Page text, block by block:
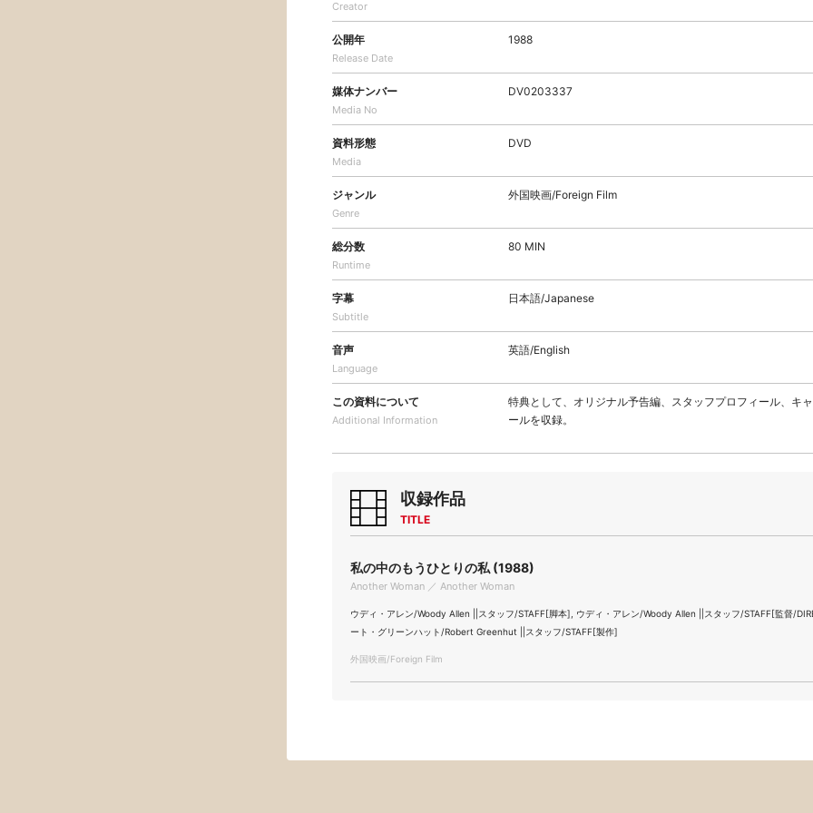
Creator
公開年
Release Date
1988
媒体ナンバー
Media No
DV0203337
資料形態
Media
DVD
ジャンル
Genre
外国映画/Foreign Film
総分数
Runtime
80 MIN
字幕
Subtitle
日本語/Japanese
音声
Language
英語/English
この資料について
Additional Information
特典として、オリジナル予告編、スタッフプロフィール、キ
ールを収録。
収録作品
TITLE
私の中のもうひとりの私 (1988)
Another Woman ／ Another Woman
ウディ・アレン/Woody Allen ||スタッフ/STAFF[脚本], ウディ・アレン/Woody Allen ||スタッフ/STAFF[監督/
ート・グリーンハット/Robert Greenhut ||スタッフ/STAFF[製作]
外国映画/Foreign Film